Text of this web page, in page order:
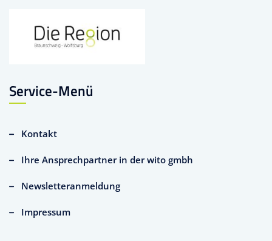
Service-Menü
Kontakt
Ihre Ansprechpartner in der wito gmbh
Newsletteranmeldung
Impressum